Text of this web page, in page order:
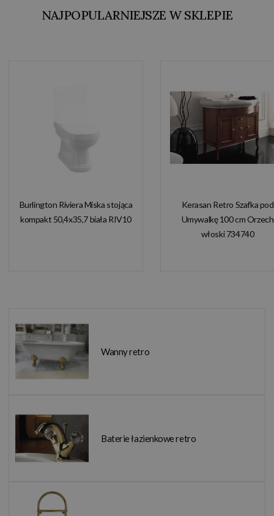
NAJPOPULARNIEJSZE W SKLEPIE
Burlington Riviera Miska stojąca
kompakt 50,4x35,7 biała RIV10
Kerasan Retro Szafka pod
Umywalkę 100 cm Orzech
włoski 734740
Wanny retro
Baterie łazienkowe retro